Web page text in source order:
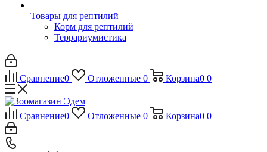
Товары для рептилий
Корм для рептилий
Террариумистика
Сравнение0 Отложенные 0 Корзина0 0
Сравнение0 Отложенные 0 Корзина0 0